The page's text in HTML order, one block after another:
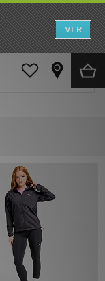
VER
Roupa desportiva
Actualizar a pesquisa